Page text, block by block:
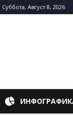
Суббота, Август 8, 2026